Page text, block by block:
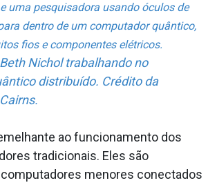
uma pesquisadora usando óculos de
dentro de um computador quântico,
fios e componentes elétricos.
Nichol trabalhando no
distribuído. Crédito da
ao funcionamento dos
tradicionais. Eles são
menores conectados